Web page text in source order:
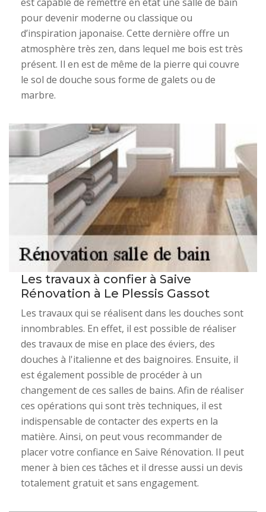
pour devenir moderne ou classique ou
d’inspiration japonaise. Cette dernière offre un
atmosphère très zen, dans lequel me bois est très
présent. Il en est de même de la pierre qui couvre
le sol de douche sous forme de galets ou de
marbre.
Les travaux à confier à Saive
Rénovation à Le Plessis Gassot
Les travaux qui se réalisent dans les douches sont
innombrables. En effet, il est possible de réaliser
des travaux de mise en place des éviers, des
douches à l'italienne et des baignoires. Ensuite, il
est également possible de procéder à un
changement de ces salles de bains. Afin de réaliser
ces opérations qui sont très techniques, il est
indispensable de contacter des experts en la
matière. Ainsi, on peut vous recommander de
placer votre confiance en Saive Rénovation. Il peut
mener à bien ces tâches et il dresse aussi un devis
totalement gratuit et sans engagement.